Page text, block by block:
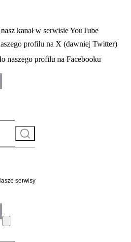
się w nowej karcie
kanał w serwisie YouTube
profilu na X (dawniej Twitter)
się w nowej karcie
naszego profilu na Facebooku
Szukaj
do serwisu
serwisy